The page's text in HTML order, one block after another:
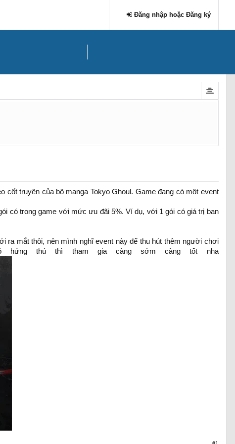
truyện của bộ manga Tokyo Ghoul. Game đang có một event
có trong game với mức ưu đãi 5%. Ví dụ, với 1 gói có giá trị ban
ra mắt thôi, nên mình nghĩ event này để thu hút thêm người chơi
hứng thú thì tham gia càng sớm càng tốt nha
Đăng nhập hoặc Đăng ký